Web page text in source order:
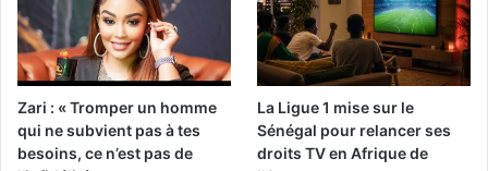
Zari : « Tromper un homme
qui ne subvient pas à tes
besoins, ce n’est pas de
La Ligue 1 mise sur le
Sénégal pour relancer ses
droits TV en Afrique de